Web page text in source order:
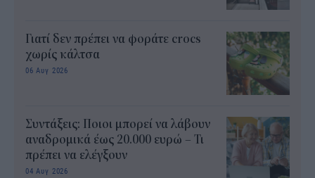
Γιατί δεν πρέπει να φοράτε crocs
χωρίς κάλτσα
06 Αυγ 2026
Συντάξεις: Ποιοι μπορεί να λάβουν
αναδρομικά έως 20.000 ευρώ – Τι
πρέπει να ελέγξουν
04 Αυγ 2026